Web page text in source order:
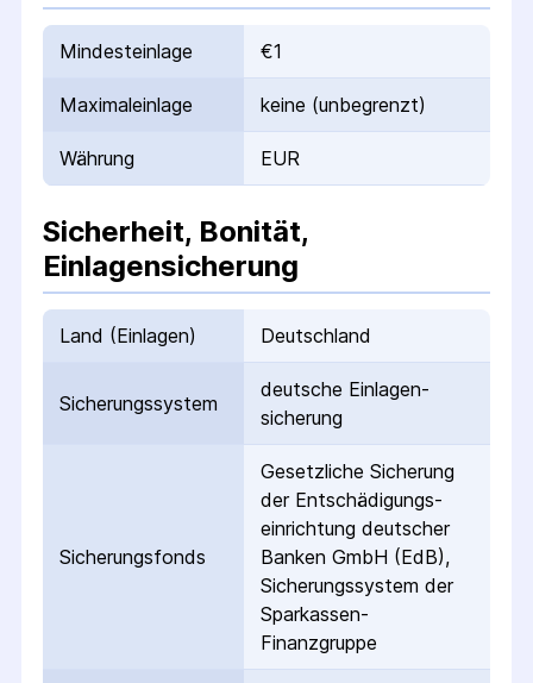
Mindesteinlage €1
Maximaleinlage keine (unbegrenzt)
Währung EUR
Sicherheit, Bonität,
Einlagensicherung
Land (Einlagen) Deutschland
Sicherungs­system
deutsche Einlagen­
sicherung
Sicherungs­fonds
Gesetzliche Sicherung
der Entschädigungs­
einrichtung deutscher
Banken GmbH (EdB),
Sicherungssystem der
Sparkassen-
Finanzgruppe